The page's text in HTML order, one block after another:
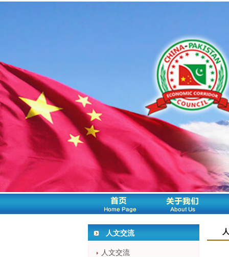
人文交流
人文交流